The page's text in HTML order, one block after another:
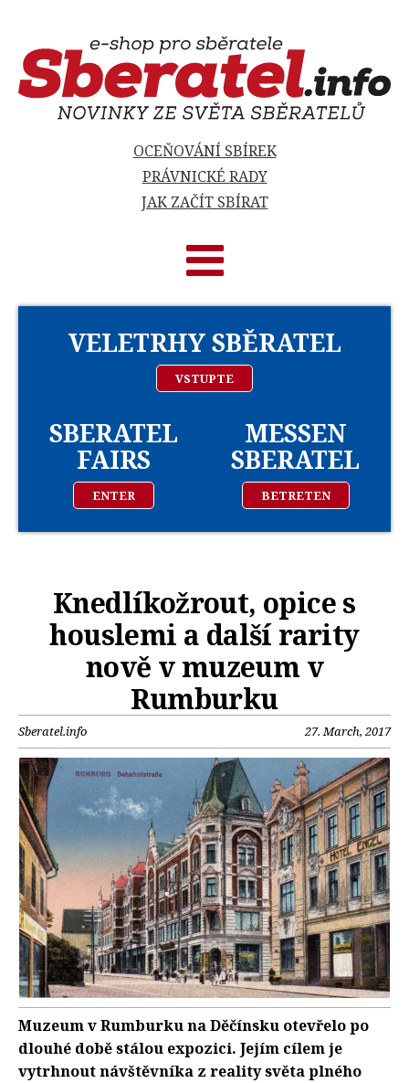
OCEŇOVÁNÍ SBÍREK
PRÁVNICKÉ RADY
JAK ZAČÍT SBÍRAT
VELETRHY SBĚRATEL
VSTUPTE
SBERATEL
FAIRS
ENTER
MESSEN
SBERATEL
BETRETEN
Knedlíkožrout, opice s
houslemi a další rarity
nově v muzeum v
Rumburku
Sberatel.info 27. March, 2017
Muzeum v Rumburku na Děčínsku otevřelo po
dlouhé době stálou expozici. Jejím cílem je
vytrhnout návštěvníka z reality světa plného